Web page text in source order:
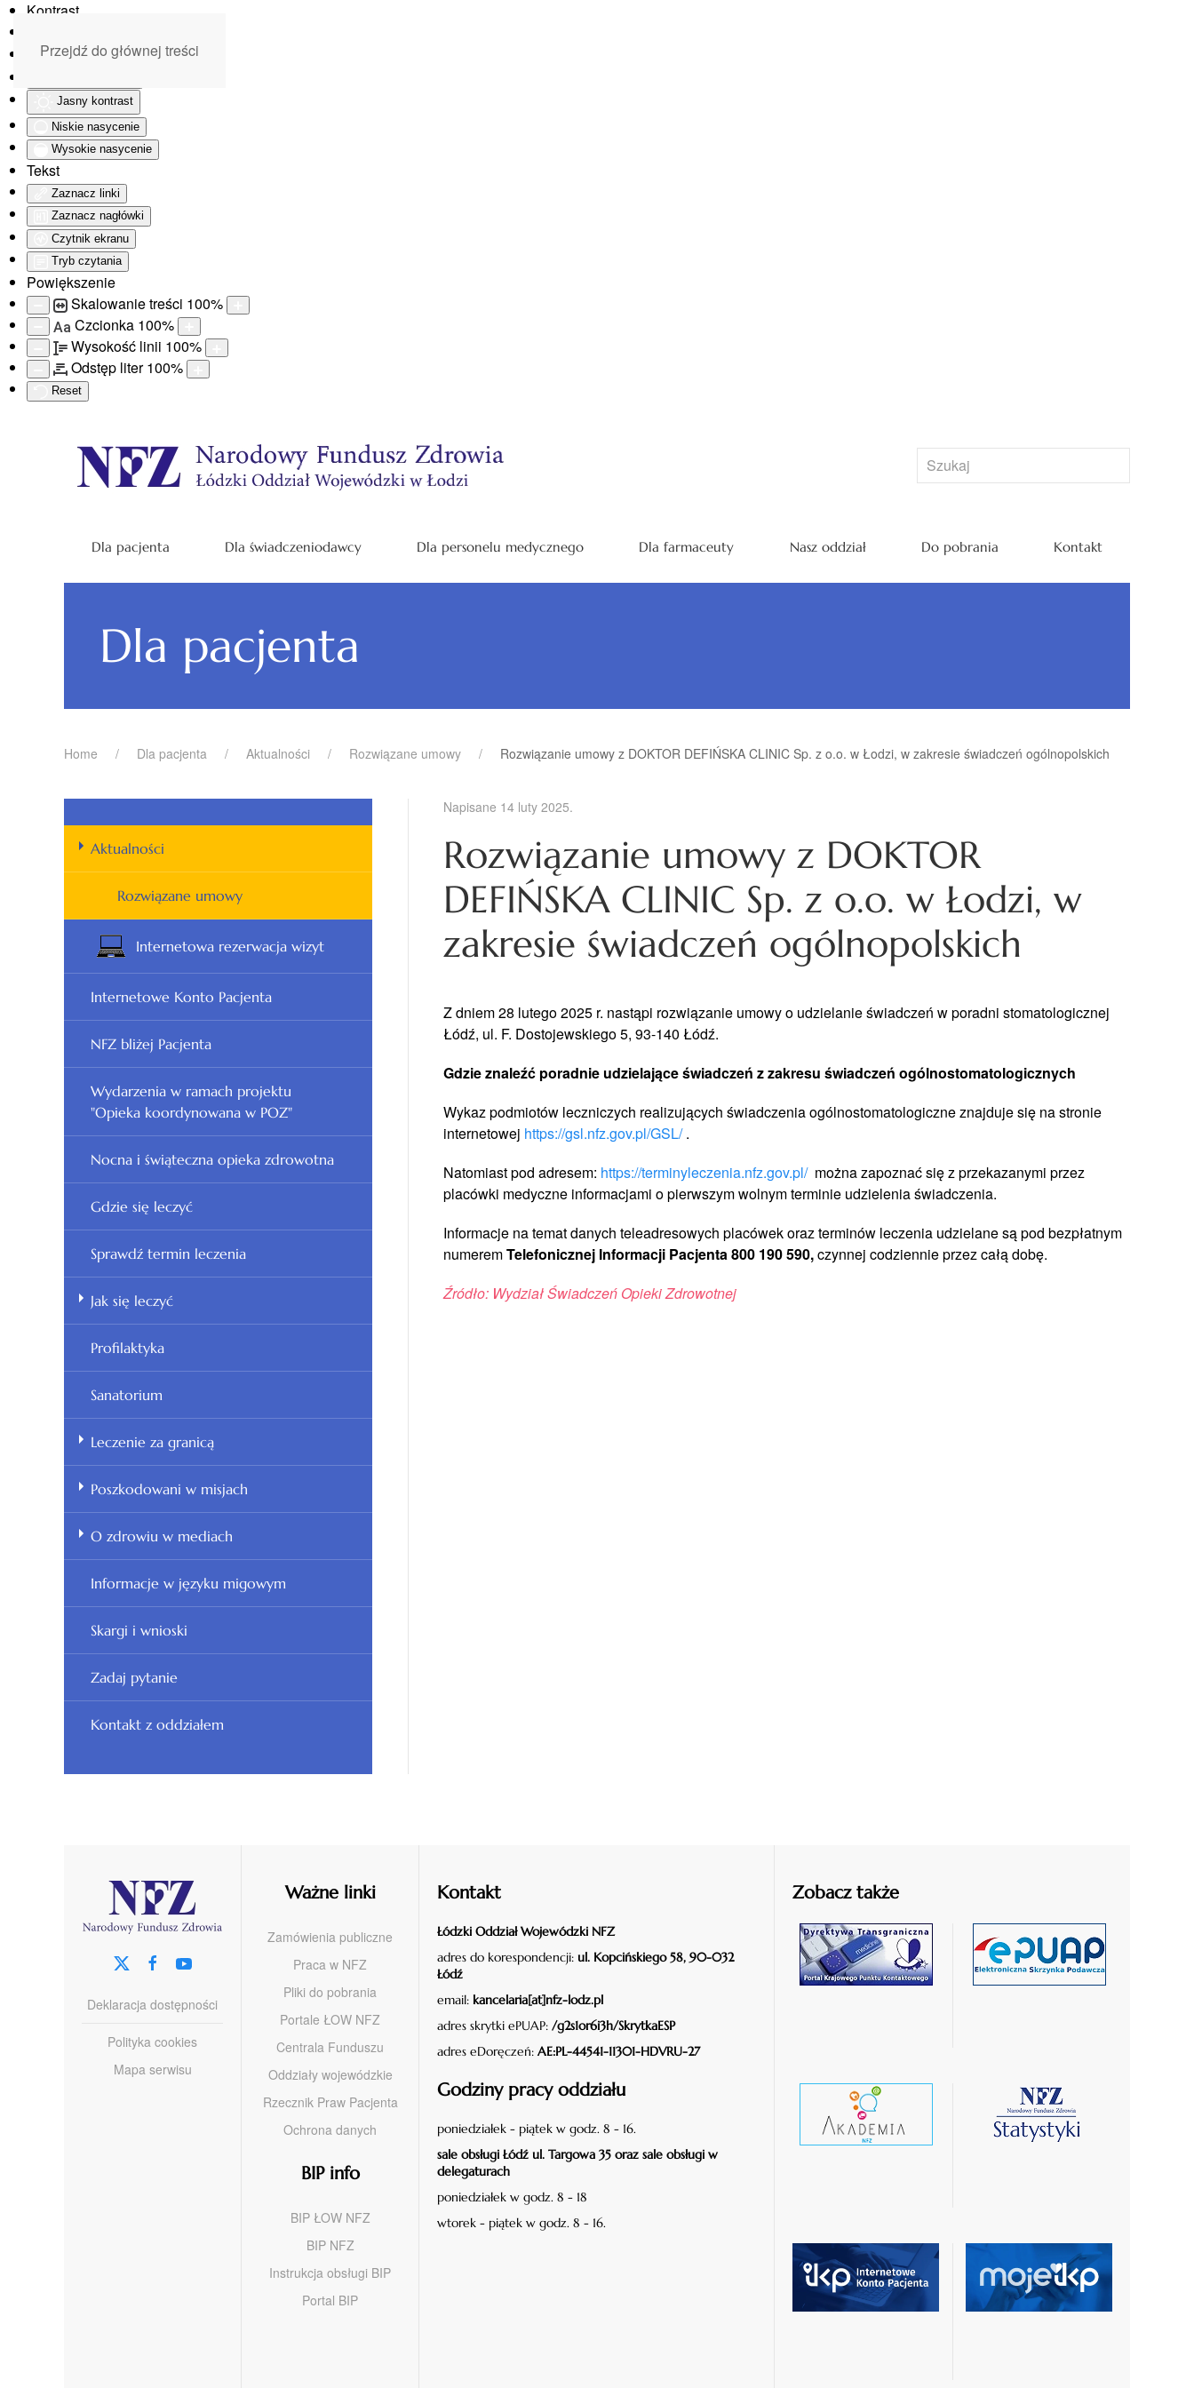
Kontrast
Monochromatyczny
Jasny kontrast
Niskie nasycenie
Wysokie nasycenie
Tekst
Zaznacz linki
Zaznacz nagłówki
Czytnik ekranu
Tryb czytania
Powiększenie
Skalowanie treści 100%
Aa Czcionka 100%
Wysokość linii 100%
Odstęp liter100%
Reset
Przejdź do głównej treści
Dla pacjenta Dla świadczeniodawcy Dla personelu medycznego Dla farmaceuty Nasz oddział Do pobrania Kontakt
Dla pacjenta
Home Dla pacjenta Aktualności Rozwiązane umowy Rozwiązanie umowy z DOKTOR DEFIŃSKA CLINIC Sp. z o.o. w Łodzi, w zakresie świadczeń ogólnopolskich
Napisane 14 luty 2025.
Rozwiązanie umowy z DOKTOR
DEFIŃSKA CLINIC Sp. z o.o. w Łodzi, w
zakresie świadczeń ogólnopolskich
Z dniem 28 lutego 2025 r. nastąpi rozwiązanie umowy o udzielanie świadczeń w poradni stomatologicznej
Łódź, ul. F. Dostojewskiego 5, 93-140 Łódź.
Gdzie znaleźć poradnie udzielające świadczeń z zakresu świadczeń ogólnostomatologicznych
Wykaz podmiotów leczniczych realizujących świadczenia ogólnostomatologiczne znajduje się na stronie
internetowej https://gsl.nfz.gov.pl/GSL/.
Natomiast pod adresem: https://terminyleczenia.nfz.gov.pl/można zapoznać się z przekazanymi przez
placówki medyczne informacjami o pierwszym wolnym terminie udzielenia świadczenia.
Informacje na temat danych teleadresowych placówek oraz terminów leczenia udzielane są pod bezpłatnym
numeremTelefonicznej Informacji Pacjenta 800 190 590,czynnej codziennie przez całą dobę.
Źródło: Wydział Świadczeń Opieki Zdrowotnej
Aktualności
Rozwiązane umowy
Internetowa rezerwacja wizyt
Internetowe Konto Pacjenta
NFZ bliżej Pacjenta
Wydarzenia w ramach projektu
"Opieka koordynowana w POZ"
Nocna i świąteczna opieka zdrowotna
Gdzie się leczyć
Sprawdź termin leczenia
Jak się leczyć
Profilaktyka
Sanatorium
Leczenie za granicą
Poszkodowani w misjach
O zdrowiu w mediach
Informacje w języku migowym
Skargi i wnioski
Zadaj pytanie
Kontakt z oddziałem
Deklaracja dostępności
Polityka cookies
Mapa serwisu
Ważne linki
Zamówienia publiczne
Praca w NFZ
Pliki do pobrania
Portale ŁOW NFZ
Centrala Funduszu
Oddziały wojewódzkie
Rzecznik Praw Pacjenta
Ochrona danych
BIP info
BIP ŁOW NFZ
BIP NFZ
Instrukcja obsługi BIP
Portal BIP
Kontakt
Łódzki Oddział Wojewódzki NFZ
adres do korespondencji: ul. Kopcińskiego 58, 90-032
Łódź
email: kancelaria[at]nfz-lodz.pl
adres skrytki ePUAP: /g2s1or6i3h/SkrytkaESP
adres eDoręczeń: AE:PL-44541-11301-HDVRU-27
Godziny pracy oddziału
poniedziałek - piątek w godz. 8 - 16.
sale obsługi Łódź ul. Targowa 35 oraz sale obsługi w
delegaturach
poniedziałek w godz. 8 - 18
wtorek - piątek w godz. 8 - 16.
Zobacz także
czytaj
czytaj
czytaj
czytaj
czytaj
czytaj